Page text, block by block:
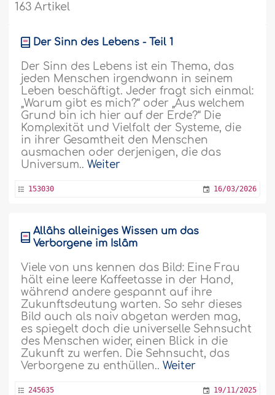
163 Artikel
Der Sinn des Lebens - Teil 1
Der Sinn des Lebens ist ein Thema, das
jeden Menschen irgendwann in seinem
Leben beschäftigt. Jeder fragt sich einmal:
„Warum gibt es mich?“ oder „Aus welchem
Grund bin ich hier auf der Erde?“ Die
Komplexität und Vielfalt der Systeme, die
in ihrer Gesamtheit den Menschen
ausmachen oder derjenigen, die das
Universum..Weiter
153030 16/03/2026
Allâhs alleiniges Wissen um das
Verborgene im Islâm
Viele von uns kennen das Bild: Eine Frau
hält eine leere Kaffeetasse in der Hand,
während andere gespannt auf ihre
Zukunftsdeutung warten. So sehr dieses
Bild auch als naiv abgetan werden mag,
es spiegelt doch die universelle Sehnsucht
des Menschen wider, einen Blick in die
Zukunft zu werfen. Die Sehnsucht, das
Verborgene zu enthüllen..Weiter
245635 19/11/2025